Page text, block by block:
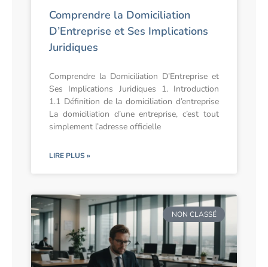
Comprendre la Domiciliation
D’Entreprise et Ses Implications
Juridiques
Comprendre la Domiciliation D’Entreprise et
Ses Implications Juridiques 1. Introduction
1.1 Définition de la domiciliation d’entreprise
La domiciliation d’une entreprise, c’est tout
simplement l’adresse officielle
LIRE PLUS »
NON CLASSÉ